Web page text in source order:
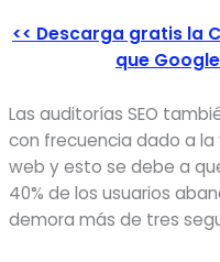
<< Descarga gratis la
que
Las auditorías SEO
con frecuencia dado a
web y esto se debe a
40% de los usuarios
demora más de tres